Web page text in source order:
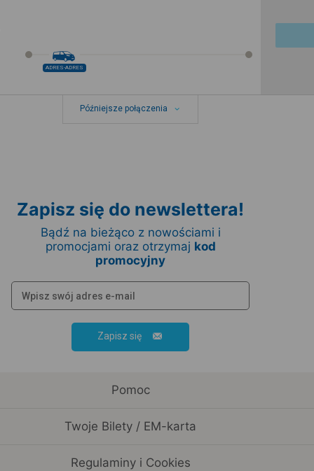
ADRES-ADRES
Późniejsze połączenia
Zapisz się do newslettera!
Bądź na bieżąco z nowościami i
promocjami oraz otrzymaj kod
promocyjny
Zapisz się
Pomoc
Twoje Bilety / EM-karta
Regulaminy i Cookies